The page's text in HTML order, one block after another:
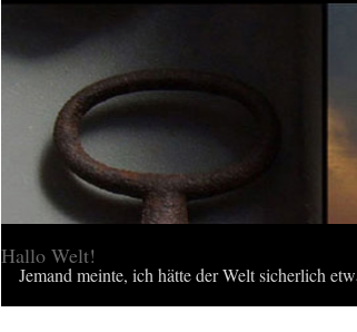
Hallo Welt!
Jemand meinte, ich hätte der Welt sicherlich